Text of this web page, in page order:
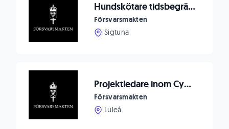
Hundskötare tidsbegränsat (25%) till Försvarsmaktens Hundtjänstenhet
Försvarsmakten
Sigtuna
Projektledare inom Cyberförsvaret
Försvarsmakten
Luleå